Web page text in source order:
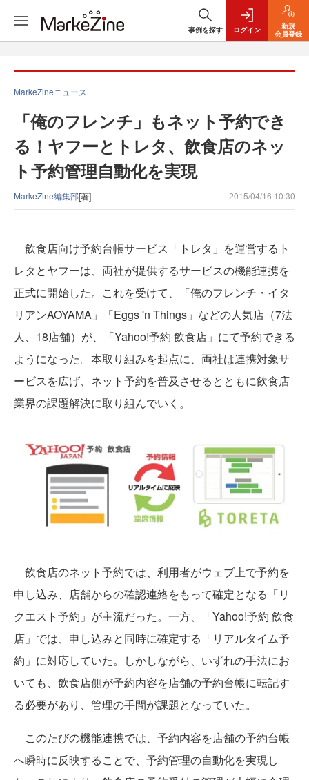
事例を探す ログイン
新規
会員登録
MarkeZineニュース
「俺のフレンチ」もネット予約でき
る！ヤフーとトレタ、飲食店のネッ
ト予約管理自動化を実現
MarkeZine編集部[著] 2015/04/16 10:30
飲食店向け予約台帳サービス「トレタ」を運営するト
レタとヤフーは、両社が提供するサービスの機能連携を
正式に開始した。これを受けて、「俺のフレンチ・イタ
リアンAOYAMA」「Eggs 'n Things」などの人気店（7法
人、18店舗）が、「Yahoo!予約 飲食店」にて予約できる
ようになった。本取り組みを起点に、両社は連携対象サ
ービスを広げ、ネット予約を普及させるとともに飲食店
業界の課題解決に取り組んでいく。
飲食店のネット予約では、利用者がウェブ上で予約を
申し込み、店舗からの確認連絡をもって確定となる「リ
クエスト予約」が主流だった。一方、「Yahoo!予約 飲食
店」では、申し込みと同時に確定する「リアルタイム予
約」に対応していた。しかしながら、いずれの手法にお
いても、飲食店側が予約内容を店舗の予約台帳に転記す
る必要があり、管理の手間が課題となっていた。
このたびの機能連携では、予約内容を店舗の予約台帳
へ瞬時に反映することで、予約管理の自動化を実現し